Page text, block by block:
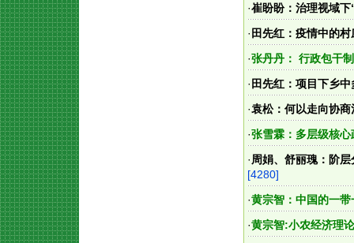
·崔盼盼：治理视域
· 田先红：疫情中的
·张丹丹： 行政包干
· 田先红：项目下乡
·袁松：何以走向协
·张雪霖：多层级核
·周娟、舒丽瑰：阶
[4280]
·黄宗智：中国的一
·黄宗智:小农经济理